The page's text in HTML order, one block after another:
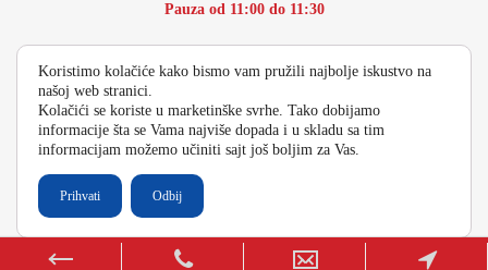
Pauza od 11:00 do 11:30
info@energydoo.com
2026 Copyright Energy Auto Gume
Koristimo kolačiće kako bismo vam pružili najbolje iskustvo na
našoj web stranici.
Kolačići se koriste u marketinške svrhe. Tako dobijamo
informacije šta se Vama najviše dopada i u skladu sa tim
informacijam možemo učiniti sajt još boljim za Vas.
Prihvati Odbij